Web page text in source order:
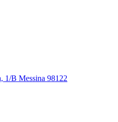
1/B Messina 98122